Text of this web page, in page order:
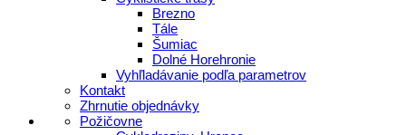
Brezno
Tále
Šumiac
Dolné Horehronie
Vyhľladávanie podľa parametrov
Kontakt
Zhrnutie objednávky
Požičovne